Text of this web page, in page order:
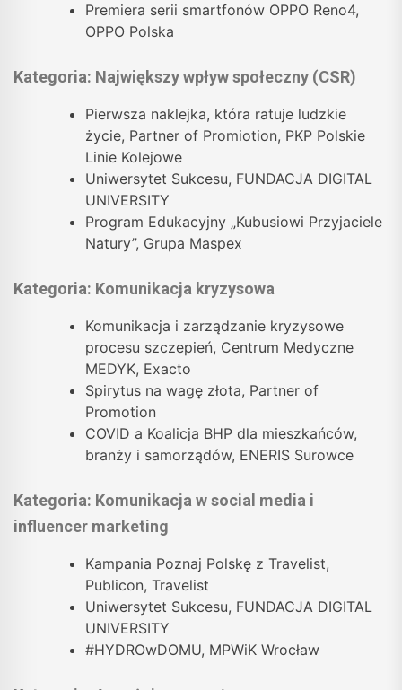
Premiera serii smartfonów OPPO Reno4,
OPPO Polska
Kategoria: Największy wpływ społeczny (CSR)
Pierwsza naklejka, która ratuje ludzkie
życie, Partner of Promiotion, PKP Polskie
Linie Kolejowe
Uniwersytet Sukcesu, FUNDACJA DIGITAL
UNIVERSITY
Program Edukacyjny „Kubusiowi Przyjaciele
Natury”, Grupa Maspex
Kategoria: Komunikacja kryzysowa
Komunikacja i zarządzanie kryzysowe
procesu szczepień, Centrum Medyczne
MEDYK, Exacto
Spirytus na wagę złota, Partner of
Promotion
COVID a Koalicja BHP dla mieszkańców,
branży i samorządów, ENERIS Surowce
Kategoria: Komunikacja w social media i
influencer marketing
Kampania Poznaj Polskę z Travelist,
Publicon, Travelist
Uniwersytet Sukcesu, FUNDACJA DIGITAL
UNIVERSITY
#HYDROwDOMU, MPWiK Wrocław